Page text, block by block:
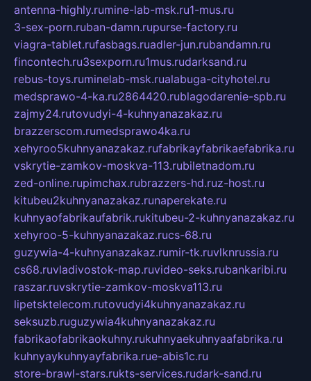
antenna-highly.rumine-lab-msk.ru1-mus.ru
3-sex-porn.ruban-damn.rupurse-factory.ru
viagra-tablet.rufasbags.ruadler-jun.rubandamn.ru
fincontech.ru3sexporn.ru1mus.rudarksand.ru
rebus-toys.ruminelab-msk.rualabuga-cityhotel.ru
medsprawo-4-ka.ru2864420.rublagodarenie-spb.ru
zajmy24.rutovudyi-4-kuhnyanazakaz.ru
brazzerscom.rumedsprawo4ka.ru
xehyroo5kuhnyanazakaz.rufabrikayfabrikaefabrika.ru
vskrytie-zamkov-moskva-113.rubiletnadom.ru
zed-online.rupimchax.rubrazzers-hd.ruz-host.ru
kitubeu2kuhnyanazakaz.runaperekate.ru
kuhnyaofabrikaufabrik.rukitubeu-2-kuhnyanazakaz.ru
xehyroo-5-kuhnyanazakaz.rucs-68.ru
guzywia-4-kuhnyanazakaz.rumir-tk.ruvlknrussia.ru
cs68.ruvladivostok-map.ruvideo-seks.rubankaribi.ru
raszar.ruvskrytie-zamkov-moskva113.ru
lipetsktelecom.rutovudyi4kuhnyanazakaz.ru
seksuzb.ruguzywia4kuhnyanazakaz.ru
fabrikaofabrikaokuhny.rukuhnyaekuhnyaafabrika.ru
kuhnyaykuhnyayfabrika.rue-abis1c.ru
store-brawl-stars.rukts-services.rudark-sand.ru